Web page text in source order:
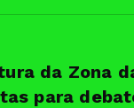
da Zona
para